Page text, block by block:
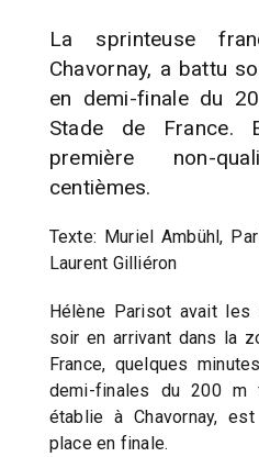
La sprinteuse
Chavornay, a battu
en demi-finale du
Stade de France.
première non-
centièmes.
Texte: Muriel Ambühl,
Laurent Gilliéron
Hélène Parisot avait les
soir en arrivant dans la
France, quelques
demi-finales du 200 m
établie à Chavornay,
place en finale.